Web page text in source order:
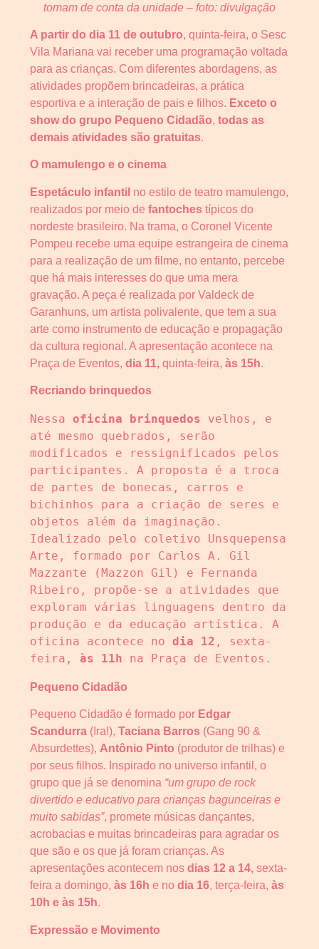
tomam de conta da unidade – foto: divulgação
A partir do dia 11 de outubro, quinta-feira, o Sesc
Vila Mariana vai receber uma programação voltada
para as crianças. Com diferentes abordagens, as
atividades propõem brincadeiras, a prática
esportiva e a interação de pais e filhos. Exceto o
show do grupo Pequeno Cidadão, todas as
demais atividades são gratuitas.
O mamulengo e o cinema
Espetáculo infantil no estilo de teatro mamulengo,
realizados por meio de fantoches típicos do
nordeste brasileiro. Na trama, o Coronel Vicente
Pompeu recebe uma equipe estrangeira de cinema
para a realização de um filme, no entanto, percebe
que há mais interesses do que uma mera
gravação. A peça é realizada por Valdeck de
Garanhuns, um artista polivalente, que tem a sua
arte como instrumento de educação e propagação
da cultura regional. A apresentação acontece na
Praça de Eventos, dia 11, quinta-feira, às 15h.
Recriando brinquedos
Nessa oficina brinquedos velhos, e
até mesmo quebrados, serão
modificados e ressignificados pelos
participantes. A proposta é a troca
de partes de bonecas, carros e
bichinhos para a criação de seres e
objetos além da imaginação.
Idealizado pelo coletivo Unsquepensa
Arte, formado por Carlos A. Gil
Mazzante (Mazzon Gil) e Fernanda
Ribeiro, propõe-se a atividades que
exploram várias linguagens dentro da
produção e da educação artística. A
oficina acontece no dia 12 , sexta-
feira, às 11h na Praça de Eventos.
Pequeno Cidadão
Pequeno Cidadão é formado por Edgar
Scandurra (Ira!), Taciana Barros (Gang 90 &
Absurdettes), Antônio Pinto (produtor de trilhas) e
por seus filhos. Inspirado no universo infantil, o
grupo que já se denomina “um grupo de rock
divertido e educativo para crianças bagunceiras e
muito sabidas”, promete músicas dançantes,
acrobacias e muitas brincadeiras para agradar os
que são e os que já foram crianças. As
apresentações acontecem nos dias 12 a 14, sexta-
feira a domingo, às 16h e no dia 16, terça-feira, às
10h e às 15h.
Expressão e Movimento